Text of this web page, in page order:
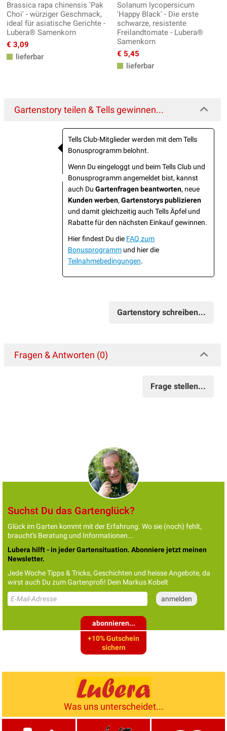
Brassica rapa chinensis 'Pak
Choi' - würziger Geschmack,
ideal für asiatische Gerichte -
Lubera® Samenkorn
€ 3,09
lieferbar
Solanum lycopersicum
'Happy Black' - Die erste
schwarze, resistente
Freilandtomate - Lubera®
Samenkorn
€ 5,45
lieferbar
Gartenstory teilen & Tells gewinnen...
Tells Club-Mitglieder werden mit dem Tells
Bonusprogramm belohnt.
Wenn Du eingeloggt und beim Tells Club und
Bonusprogramm angemeldet bist, kannst
auch Du Gartenfragen beantworten, neue
Kunden werben, Gartenstorys publizieren
und damit gleichzeitig auch Tells Äpfel und
Rabatte für den nächsten Einkauf gewinnen.
Hier findest Du die FAQ zum
Bonusprogramm und hier die
Teilnahmebedingungen.
Gartenstory schreiben...
Fragen & Antworten (0)
Frage stellen...
Suchst Du das Gartenglück?
Glück im Garten kommt mit der Erfahrung. Wo sie (noch) fehlt,
braucht's Beratung und Informationen...
Lubera hilft - in jeder Gartensituation. Abonniere jetzt meinen
Newsletter.
Jede Woche Tipps & Tricks, Geschichten und heisse Angebote, da
wirst auch Du zum Gartenprofi! Dein Markus Kobelt
abonnieren...
+10% Gutschein
sichern
Was uns unterscheidet...